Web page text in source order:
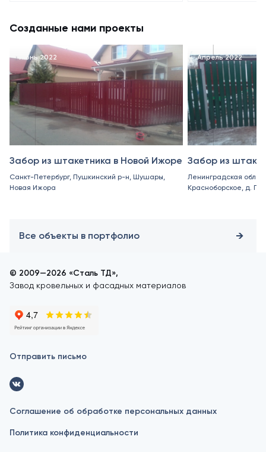
Созданные нами проекты
Июнь 2022
Забор из штакетника в Новой Ижоре
Санкт-Петербург, Пушкинский р-н, Шушары,
Новая Ижора
Апрель 2022
Забор из
Ленинградская
Красноборское, д.
Все объекты в портфолио
© 2009—2026 «Сталь ТД»,
Завод кровельных и фасадных материалов
Отправить письмо
Соглашение об обработке персональных данных
Политика конфиденциальности